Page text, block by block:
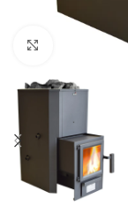
Suurenda